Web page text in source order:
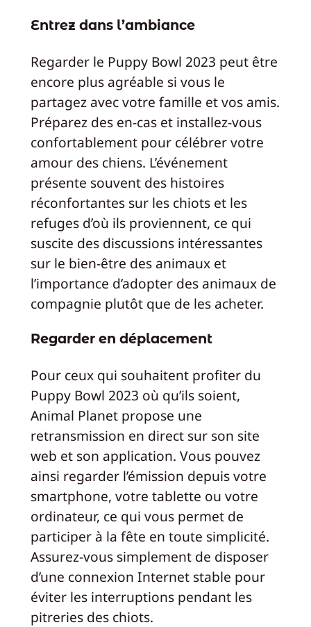
Entrez dans l’ambiance
Regarder le Puppy Bowl 2023 peut être
encore plus agréable si vous le
partagez avec votre famille et vos amis.
Préparez des en-cas et installez-vous
confortablement pour célébrer votre
amour des chiens. L’événement
présente souvent des histoires
réconfortantes sur les chiots et les
refuges d’où ils proviennent, ce qui
suscite des discussions intéressantes
sur le bien-être des animaux et
l’importance d’adopter des animaux de
compagnie plutôt que de les acheter.
Regarder en déplacement
Pour ceux qui souhaitent profiter du
Puppy Bowl 2023 où qu’ils soient,
Animal Planet propose une
retransmission en direct sur son site
web et son application. Vous pouvez
ainsi regarder l’émission depuis votre
smartphone, votre tablette ou votre
ordinateur, ce qui vous permet de
participer à la fête en toute simplicité.
Assurez-vous simplement de disposer
d’une connexion Internet stable pour
éviter les interruptions pendant les
pitreries des chiots.